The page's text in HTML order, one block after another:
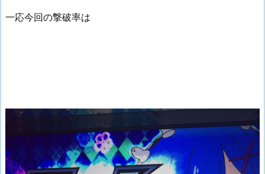
一応今回の撃破率は